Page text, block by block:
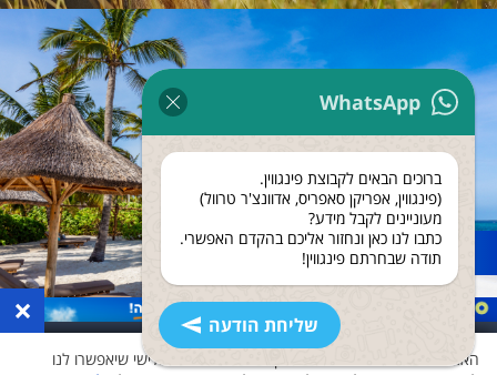
WhatsApp
ברוכים הבאים לקבוצת פינגווין.
(פינגווין, אפריקן סאפריס, אדוונצ'ר טרוול)
מעוניינים לקבל מידע?
כתבו לנו כאן ונחזור אליכם בהקדם האפשרי.
תודה שבחרתם פינגווין!
שליחת הודעה
נופש בזנזיבר
×
האתר שלנו משתמש בעוגיות ואוסף נתונים גם לצד שלישי שיאפשרו לנו